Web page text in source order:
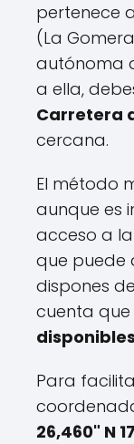
pertenece
(La
autónoma
a ella,
Carretera
cercana.
El método
aunque es
acceso a
que puede
dispones
cuenta que
disponibles
Para
26,460" N